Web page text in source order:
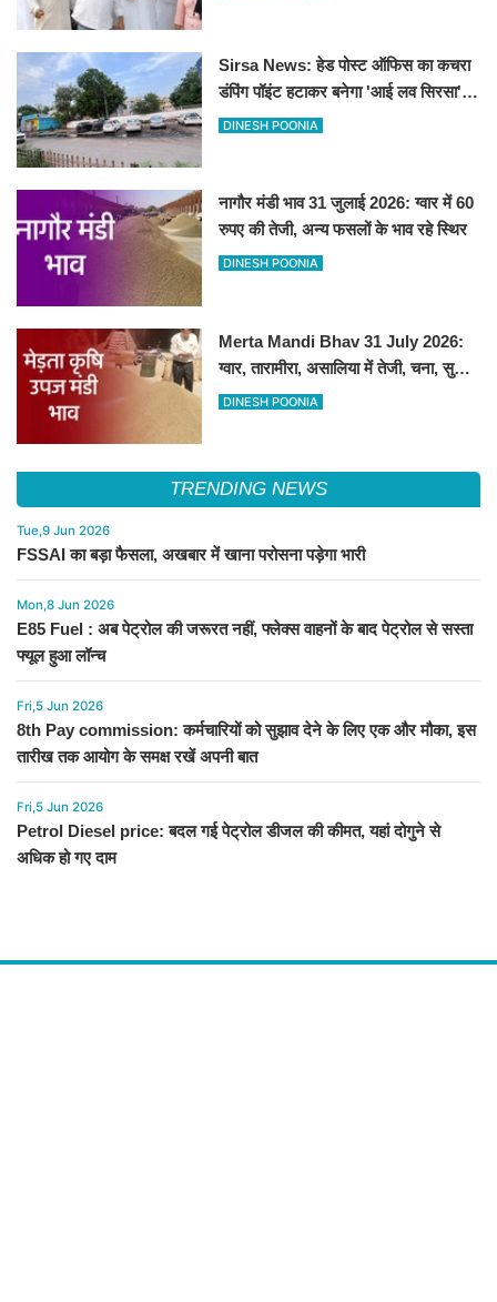
Sirsa News: हेड पोस्ट ऑफिस का कचरा
डंपिंग पॉइंट हटाकर बनेगा 'आई लव सिरसा'
सेल्फी पॉइंट
DINESH POONIA
नागौर मंडी भाव 31 जुलाई 2026: ग्वार में 60
रुपए की तेजी, अन्य फसलों के भाव रहे स्थिर
DINESH POONIA
Merta Mandi Bhav 31 July 2026:
ग्वार, तारामीरा, असालिया में तेजी, चना, सुवा,
रायड़ा मंदे बिके
DINESH POONIA
TRENDING NEWS
Tue,9 Jun 2026
FSSAI का बड़ा फैसला, अखबार में खाना परोसना पड़ेगा भारी
Mon,8 Jun 2026
E85 Fuel : अब पेट्रोल की जरूरत नहीं, फ्लेक्स वाहनों के बाद पेट्रोल से सस्ता
फ्यूल हुआ लॉन्च
Fri,5 Jun 2026
8th Pay commission: कर्मचारियों को सुझाव देने के लिए एक और मौका, इस
तारीख तक आयोग के समक्ष रखें अपनी बात
Fri,5 Jun 2026
Petrol Diesel price: बदल गई पेट्रोल डीजल की कीमत, यहां दोगुने से
अधिक हो गए दाम